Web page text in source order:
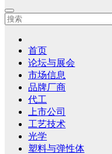
首页
论坛与展会
市场信息
品牌厂商
代工
上市公司
工艺技术
光学
塑料与弹性体